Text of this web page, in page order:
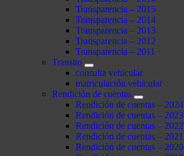
Transparencia – 2015
Transparencia – 2014
Transparencia – 2013
Transparencia – 2012
Transparencia – 2011
Transito
consulta vehicular
matriculación vehicular
Rendición de cuentas
Rendición de cuentas – 2024
Rendición de cuentas – 2023
Rendición de cuentas – 2022
Rendición de cuentas – 2021
Rendición de cuentas – 2020